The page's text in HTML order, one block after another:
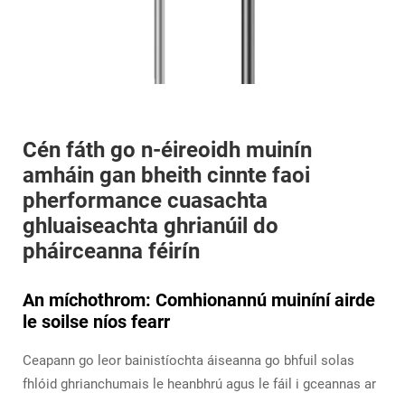
Cén fáth go n-éireoidh muinín
amháin gan bheith cinnte faoi
pherformance cuasachta
ghluaiseachta ghrianúil do
pháirceanna féirín
An míchothrom: Comhionannú muiníní airde
le soilse níos fearr
Ceapann go leor bainistíochta áiseanna go bhfuil solas
fhlóid ghrianchumais le heanbhrú agus le fáil i gceannas ar